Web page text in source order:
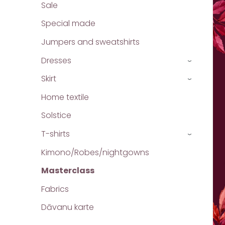
Sale
Special made
Jumpers and sweatshirts
Dresses
›
Skirt ›
Home textile
Solstice
T-shirts
›
Kimono/Robes/nightgowns
Masterclass
Fabrics
Dāvanu karte